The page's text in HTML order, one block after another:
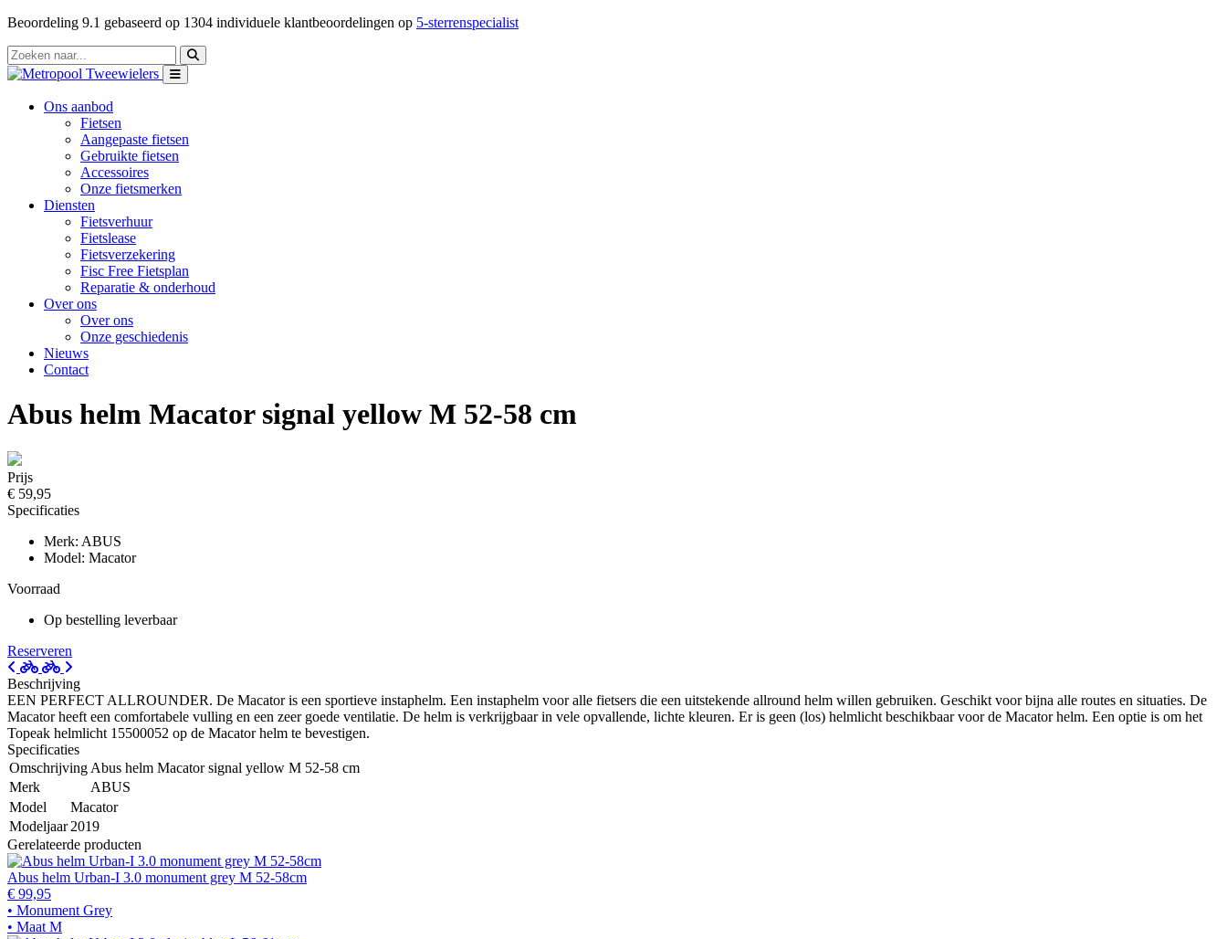
Beoordeling 9.1 gebaseerd op 1304 individuele klantbeoordelingen op 5-sterrenspecialist
Ons aanbod
Fietsen
Aangepaste fietsen
Gebruikte fietsen
Accessoires
Onze fietsmerken
Diensten
Fietsverhuur
Fietslease
Fietsverzekering
Fisc Free Fietsplan
Reparatie & onderhoud
Over ons
Over ons
Onze geschiedenis
Nieuws
Contact
Abus helm Macator signal yellow M 52-58 cm
Prijs
€ 59,95
Specificaties
Merk: ABUS
Model: Macator
Voorraad
Op bestelling leverbaar
Reserveren
Beschrijving
EEN PERFECT ALLROUNDER. De Macator is een sportieve instaphelm. Een instaphelm voor alle fietsers die een uitstekende allround helm willen gebruiken. Geschikt voor bijna alle routes en situaties. De
Macator heeft een comfortabele vulling en een zeer goede ventilatie. De helm is verkrijgbaar in vele opvallende, lichte kleuren. Er is geen (los) helmlicht beschikbaar voor de Macator helm. Een optie is om het
Topeak helmlicht 15500052 op de Macator helm te bevestigen.
Specificaties
Omschrijving Abus helm Macator signal yellow M 52-58 cm
Merk
ABUS
Model
Macator
Modeljaar 2019
Gerelateerde producten
Abus helm Urban-I 3.0 monument grey M 52-58cm
€ 99,95
• Monument Grey
• Maat M